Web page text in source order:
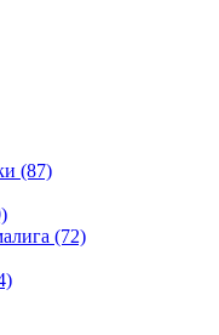
(87)
(72)